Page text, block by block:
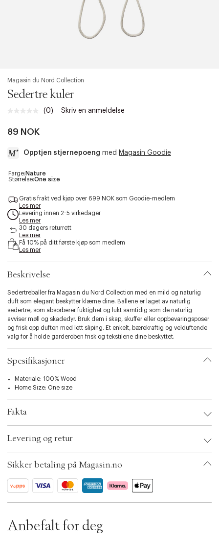
Magasin du Nord Collection
Sedertre kuler
Ingen
(0) Skriv en anmeldelse
89 NOK
Opptjen stjernepoeng med Magasin Goodie
a
c
e
s
s
i
i
t
.
v
a
i
o
.
s
e
i
Farge: Nature
Størrelse:One size
Gratis frakt ved kjøp over 699 NOK som Goodie-medlem
Les mer
Levering innen 2-5 virkedager
Les mer
30 dagers returrett
Les mer
Få 10% på ditt første kjøp som medlem
Les mer
Beskrivelse
Sedertreballer fra Magasin du Nord Collection med en mild og naturlig
duft som elegant beskytter klærne dine. Ballene er laget av naturlig
sedertre, som absorberer fuktighet og lukt samtidig som de naturlig
avviser møll og skadedyr. Bruk dem i skap, skuffer eller oppbevaringsposer
og frisk opp duften med lett sliping. Et enkelt, bærekraftig og velduftende
valg for å holde garderoben frisk og tekstilene dine beskyttet.
Spesifikasjoner
Materiale: 100% Wood
Home Size: One size
Fakta
EAN: 2222002700216
SKU: S14288916
Levering og retur
Sikker betaling på Magasin.no
Anbefalt for deg